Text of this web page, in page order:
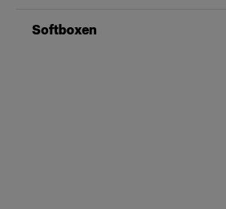
Softboxen